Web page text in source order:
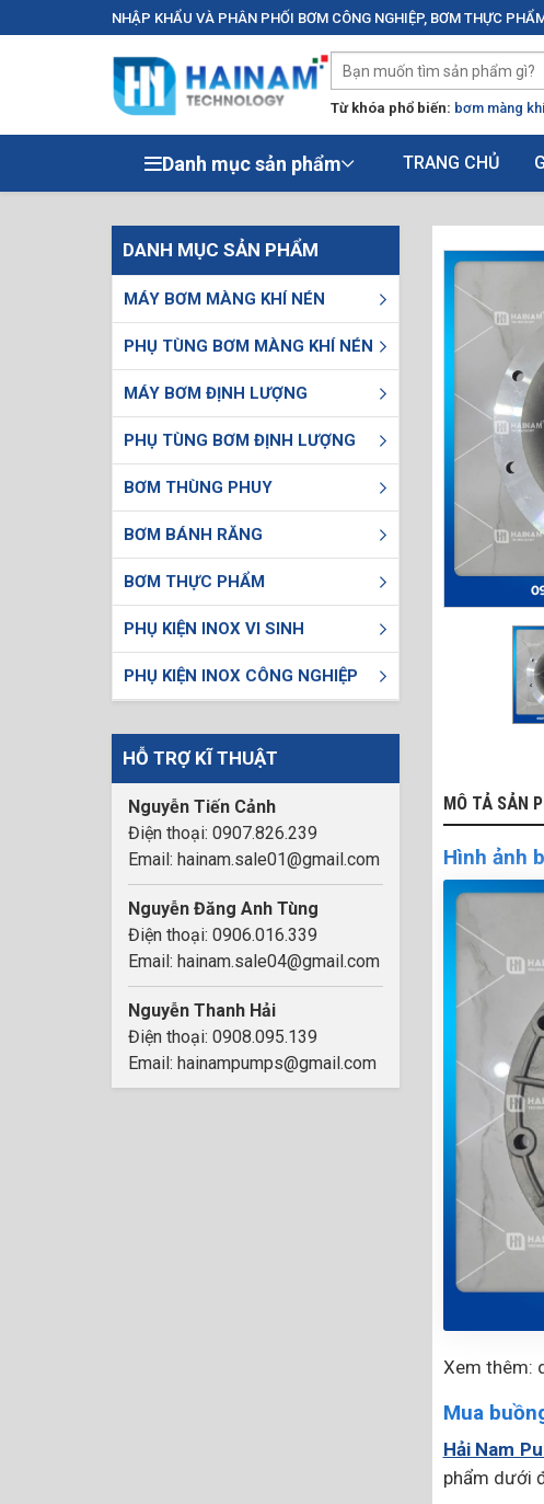
NHẬP KHẨU VÀ PHÂN PHỐI BƠM CÔNG NGHIỆP, BƠM THỰC
Từ khóa phổ biến: bơm màng
Danh mục sản phẩm TRANG CHỦ
DANH MỤC SẢN PHẨM
MÁY BƠM MÀNG KHÍ NÉN
PHỤ TÙNG BƠM MÀNG KHÍ NÉN
MÁY BƠM ĐỊNH LƯỢNG
PHỤ TÙNG BƠM ĐỊNH LƯỢNG
BƠM THÙNG PHUY
BƠM BÁNH RĂNG
BƠM THỰC PHẨM
PHỤ KIỆN INOX VI SINH
PHỤ KIỆN INOX CÔNG NGHIỆP
HỖ TRỢ KĨ THUẬT
Nguyễn Tiến Cảnh
Điện thoại: 0907.826.239
Email: hainam.sale01@gmail.com
Nguyễn Đăng Anh Tùng
Điện thoại: 0906.016.339
Email: hainam.sale04@gmail.com
Nguyễn Thanh Hải
Điện thoại: 0908.095.139
Email: hainampumps@gmail.com
MÔ TẢ SẢN
Hình ảnh
Xem thêm:
Mua
Hải Nam
phẩm dưới